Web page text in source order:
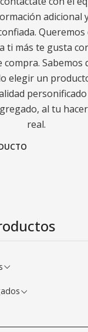
adicional
ti más te gusta
compra. Sabemos
elegir un
al tu
real.